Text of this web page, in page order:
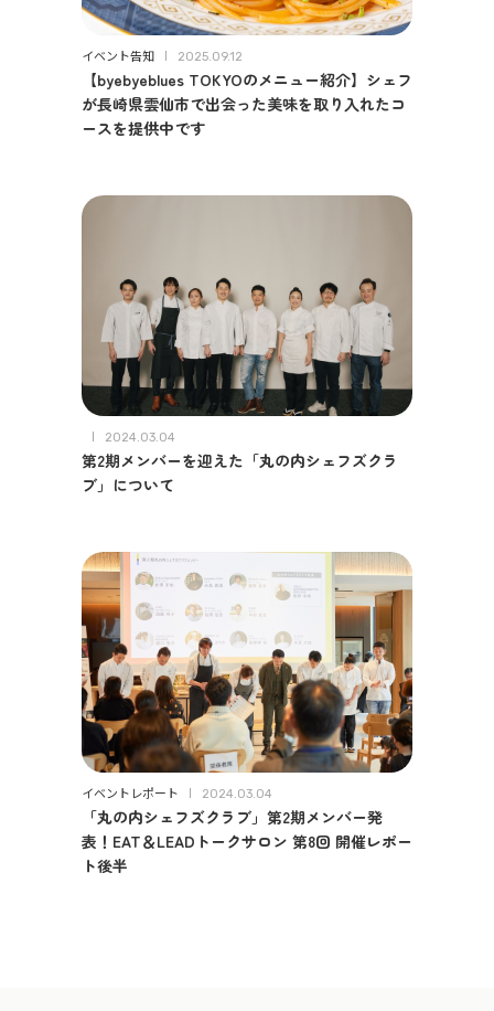
イベント告知 2025.09.12
【byebyeblues TOKYOのメニュー紹介】シェフ
が長崎県雲仙市で出会った美味を取り入れたコ
ースを提供中です
2024.03.04
第2期メンバーを迎えた「丸の内シェフズクラ
ブ」について
イベントレポート 2024.03.04
「丸の内シェフズクラブ」第2期メンバー発
表！EAT＆LEADトークサロン 第8回 開催レポー
ト後半